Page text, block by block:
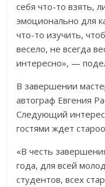
себя что-то взять,
эмоционально для
что-то изучить,
весело, не всегда
интересно», —
В завершении
автограф Евгения
Следующий
гостями ждет
«В честь
года, для всей
студентов, всех